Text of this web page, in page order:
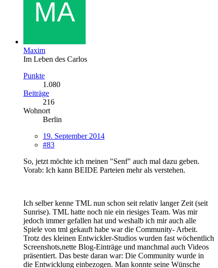
Maxim
Im Leben des Carlos
Punkte
1.080
Beiträge
216
Wohnort
Berlin
19. September 2014
#83
So, jetzt möchte ich meinen "Senf" auch mal dazu geben.
Vorab: Ich kann BEIDE Parteien mehr als verstehen.
Ich selber kenne TML nun schon seit relativ langer Zeit (seit
Sunrise). TML hatte noch nie ein riesiges Team. Was mir
jedoch immer gefallen hat und weshalb ich mir auch alle
Spiele von tml gekauft habe war die Community- Arbeit.
Trotz des kleinen Entwickler-Studios wurden fast wöchentlich
Screenshots,nette Blog-Einträge und manchmal auch Videos
präsentiert. Das beste daran war: Die Community wurde in
die Entwicklung einbezogen. Man konnte seine Wünsche